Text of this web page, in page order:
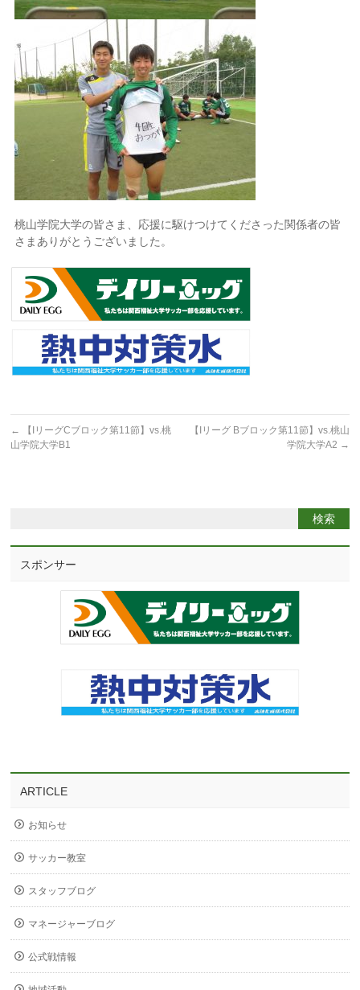
桃山学院大学の皆さま、応援に駆けつけてくださった関係者の皆
さまありがとうございました。
←
【IリーグCブロック第11節】vs.桃
山学院大学B1
【Iリーグ Bブロック第11節】vs.桃山
学院大学A2 →
スポンサー
ARTICLE
お知らせ
サッカー教室
スタッフブログ
マネージャーブログ
公式戦情報